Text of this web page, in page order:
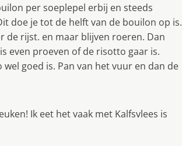
per soeplepel erbij en steeds
doe je tot de helft van de bouilon op is.
de rijst. en maar blijven roeren. Dan
even proeven of de risotto gaar is.
goed is. Pan van het vuur en dan de
Ik eet het vaak met Kalfsvlees is